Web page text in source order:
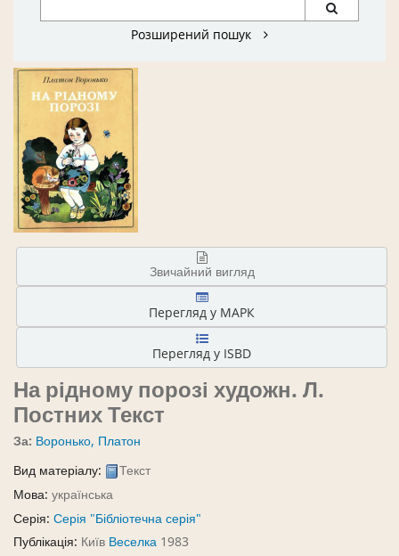
Розширений пошук
Звичайний вигляд
Перегляд у МАРК
Перегляд у ISBD
На рідному порозі художн. Л.
ПостнихТекст
За: Воронько, Платон
Вид матеріалу:
Текст
Мова: українська
Серія: Серія "Бібліотечна серія"
Публікація: Київ Веселка 1983